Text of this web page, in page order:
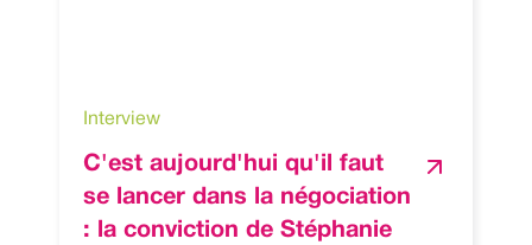
Interview
C'est aujourd'hui qu'il faut
se lancer dans la négociation
: la conviction de Stéphanie